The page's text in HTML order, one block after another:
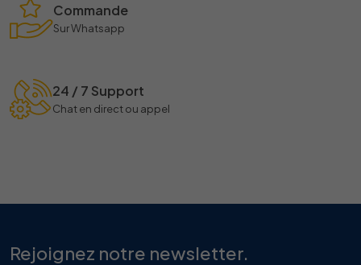
Commande
Sur Whatsapp
24 / 7 Support
Chat en direct ou appel
Rejoignez notre newsletter.